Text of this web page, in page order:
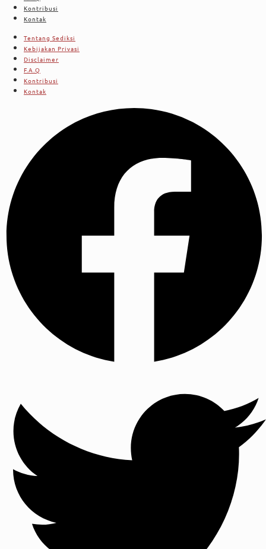
Kontribusi
Kontak
Tentang Sediksi
Kebijakan Privasi
Disclaimer
F.A.Q
Kontribusi
Kontak